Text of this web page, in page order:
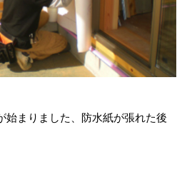
始まりました、防水紙が張れた後